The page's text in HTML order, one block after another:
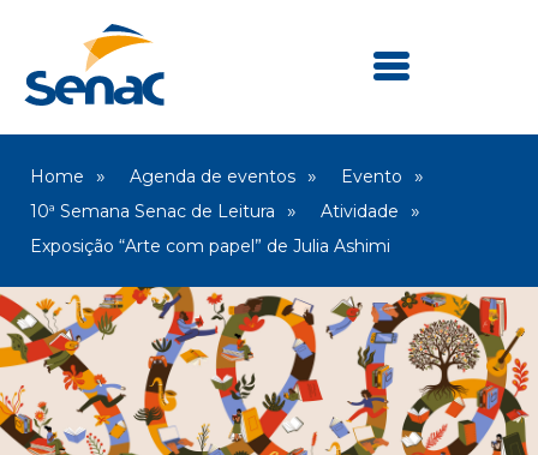
Home Agenda de eventos
Evento
10ª Semana Senac de Leitura
Atividade
Exposição “Arte com papel” de Julia Ashimi